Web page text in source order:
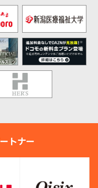
トナー